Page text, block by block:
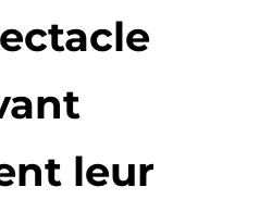
leur